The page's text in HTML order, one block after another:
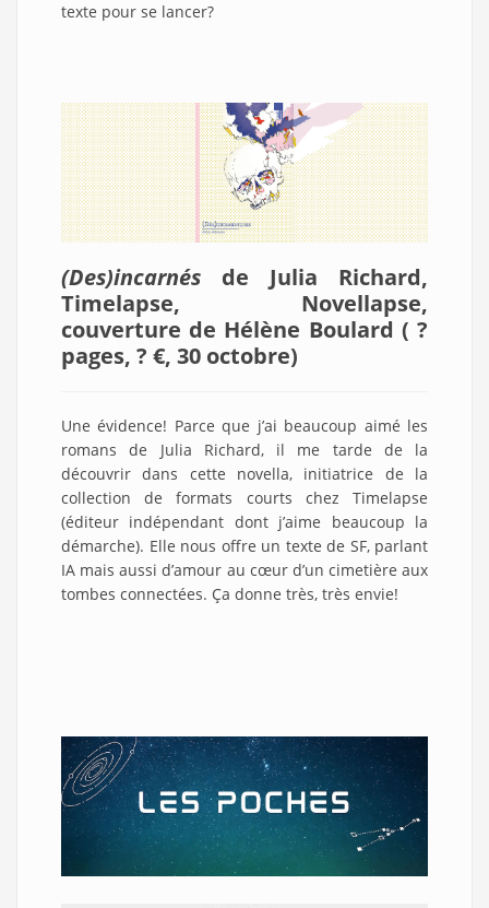
texte pour se lancer?
(Des)incarnés de Julia Richard,
Timelapse, Novellapse,
couverture de Hélène Boulard ( ?
pages, ? €, 30 octobre)
Une évidence! Parce que j’ai beaucoup aimé les
romans de Julia Richard, il me tarde de la
découvrir dans cette novella, initiatrice de la
collection de formats courts chez Timelapse
(éditeur indépendant dont j’aime beaucoup la
démarche). Elle nous offre un texte de SF, parlant
IA mais aussi d’amour au cœur d’un cimetière aux
tombes connectées. Ça donne très, très envie!